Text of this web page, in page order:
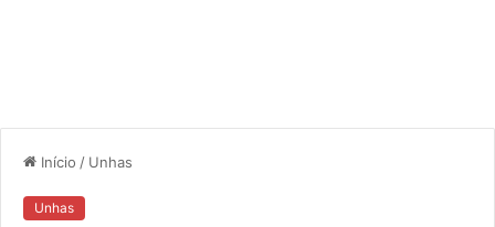
Início / Unhas
Unhas